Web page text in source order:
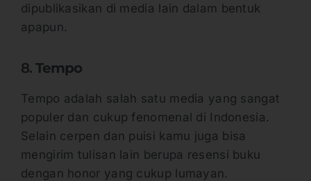
dipublikasikan di media lain dalam bentuk
apapun.
8. Tempo
Tempo adalah salah satu media yang sangat
populer dan cukup fenomenal di Indonesia.
Selain cerpen dan puisi kamu juga bisa
mengirim tulisan lain berupa resensi buku
dengan honor yang cukup lumayan.